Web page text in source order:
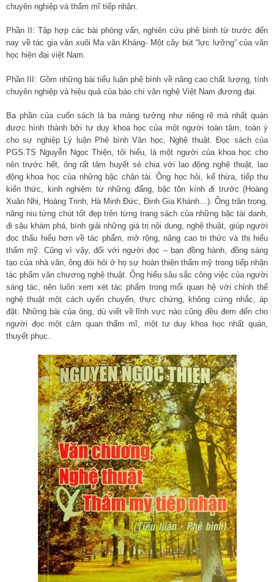
chuyên nghiệp và thẩm mĩ tiếp nhận.
Phần II: Tập hợp các bài phỏng vấn, nghiên cứu phê bình từ trước đến
nay về tác gia văn xuôi Ma văn Kháng- Một cây bút “lực lưỡng” của văn
học hiện đại việt Nam.
Phần III: Gồm những bài tiểu luận phê bình về nâng cao chất lượng, tính
chuyên nghiệp và hiệu quả của báo chí văn nghệ Việt Nam đương đại.
Ba phần của cuốn sách là ba mảng tưởng như riêng rẽ mà nhất quán
được hình thành bởi tư duy khoa học của một người toàn tâm, toàn ý
cho sự nghiệp Lý luận Phê bình Văn học, Nghệ thuật. Đọc sách của
PGS.TS Nguyễn Ngọc Thiện, tôi hiểu, là một người của khoa học cho
nên trước hết, ông rất tâm huyết sẻ chia với lao động nghệ thuật, lao
động khoa học của những bậc chân tài. Ông học hỏi, kế thừa, tiếp thu
kiến thức, kinh nghiệm từ những đấng, bậc tôn kính đi trước (Hoàng
Xuân Nhị, Hoàng Trinh, Hà Minh Đức, Đinh Gia Khánh…). Ông trân trọng,
nâng niu từng chút tốt đẹp trên từng trang sách của những bậc tài danh,
đi sâu khám phá, bình giải những giá trị nội dung, nghệ thuật, giúp người
đọc thấu hiểu hơn về tác phẩm, mở rộng, nâng cao tri thức và thị hiếu
thẩm mỹ. Cũng vì vậy, đối với người đọc – bạn đồng hành, đồng sáng
tạo của nhà văn, ông đòi hỏi ở họ sự hoàn thiện thẩm mỹ trong tiếp nhận
tác phẩm văn chương nghệ thuật. Ông hiểu sâu sắc công việc của người
sáng tác, nên luôn xem xét tác phẩm trong mối quan hệ với chỉnh thể
nghệ thuật một cách uyển chuyển, thực chứng, không cứng nhắc, áp
đặt. Những bài của ông, dù viết về lĩnh vực nào cũng đều đem đến cho
người đọc một cảm quan thẩm mĩ, một tư duy khoa học nhất quán,
thuyết phục.